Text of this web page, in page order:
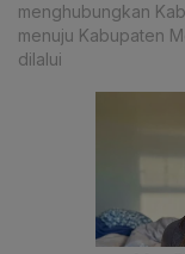
menghubungkan
menuju Kabupaten
dilalui